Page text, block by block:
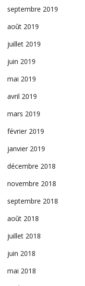
septembre 2019
août 2019
juillet 2019
juin 2019
mai 2019
avril 2019
mars 2019
février 2019
janvier 2019
décembre 2018
novembre 2018
septembre 2018
août 2018
juillet 2018
juin 2018
mai 2018